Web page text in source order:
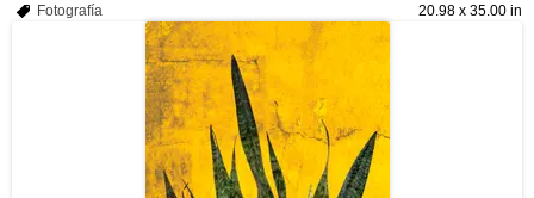
20.98 x 35.00 in
Fotografía